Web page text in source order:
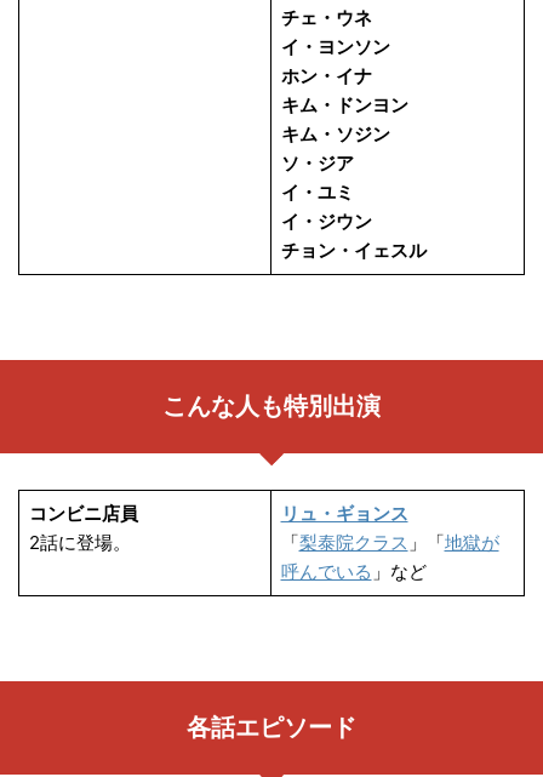
チェ・ウネ
イ・ヨンソン
ホン・イナ
キム・ドンヨン
キム・ソジン
ソ・ジア
イ・ユミ
イ・ジウン
チョン・イェスル
こんな人も特別出演
コンビニ店員
2話に登場。
リュ・ギョンス
「梨泰院クラス 」「地獄が
呼んでいる 」など
各話エピソード